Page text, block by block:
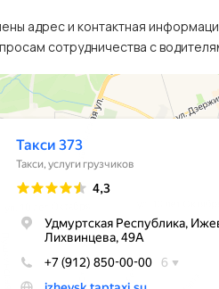
адрес и контактная
сотрудничества с